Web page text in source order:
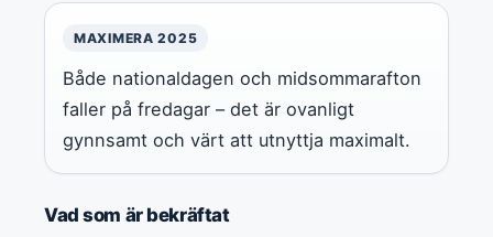
MAXIMERA 2025
Både nationaldagen och midsommarafton
faller på fredagar – det är ovanligt
gynnsamt och värt att utnyttja maximalt.
Vad som är bekräftat